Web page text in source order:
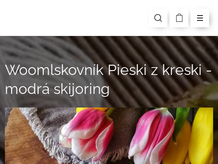
Woomlskovník Pieski z kreski -
modrá skijoring